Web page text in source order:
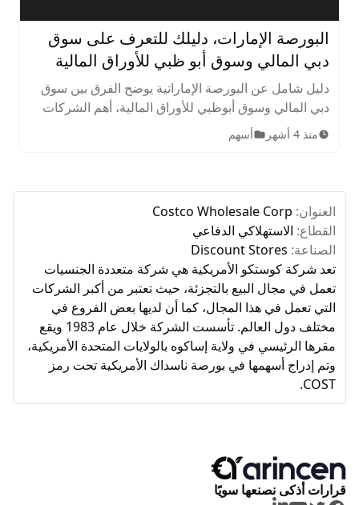
البورصة الإمارات، دليلك للتعرف على سوق
دبي المالي وسوق أبو ظبي للأوراق المالية
دليل شامل عن البورصة الإماراتية يوضح الفرق بين سوق
دبي المالي وسوق أبوظبي للأوراق المالية، أهم الشركات
المدرجة، الأصول المتاحة، ساعات التداول، وخطوات
الاستثمار للمبتدئين.
منذ 4 أشهر أسهم
العنوان: Costco Wholesale Corp
القطاع: الاستهلاكي الدفاعي
الصناعة: Discount Stores
تعد شركة كوستكو الأمريكية هي شركة متعددة الجنسيات
تعمل في مجال البيع بالتجزئة، حيث تعتبر من أكبر الشركات
التي تعمل في هذا المجال، كما أن لديها بعض الفروع في
مختلف دول العالم. تأسست الشركة خلال عام 1983 ويقع
مقرها الرئيسي في ولاية إساكوه بالولايات المتحدة الأمريكية،
وتم إدراج أسهمها في بورصة ناسداك الأمريكية تحت رمز
COST.
قرارات أذكى نصنعها سويًا